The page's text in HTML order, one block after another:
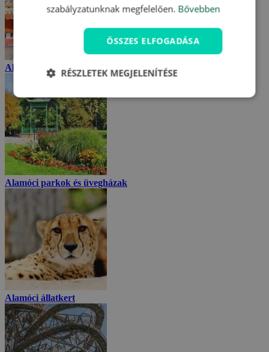
Alamóc
Alamóci parkok és üvegházak
Alamóci állatkert
szabályzatunknak megfelelően. Bővebben
ÖSSZES ELFOGADÁSA
RÉSZLETEK MEGJELENÍTÉSE